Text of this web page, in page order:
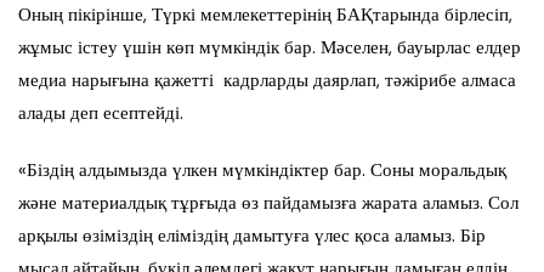
Оның пікірінше, Түркі мемлекеттерінің БАҚтарында бірлесіп,
жұмыс істеу үшін көп мүмкіндік бар. Мәселен, бауырлас елдер
медиа нарығына қажетті кадрларды даярлап, тәжірибе алмаса
алады деп есептейді.
«Біздің алдымызда үлкен мүмкіндіктер бар. Соны моральдық
және материалдық тұрғыда өз пайдамызға жарата аламыз. Сол
арқылы өзіміздің еліміздің дамытуға үлес қоса аламыз. Бір